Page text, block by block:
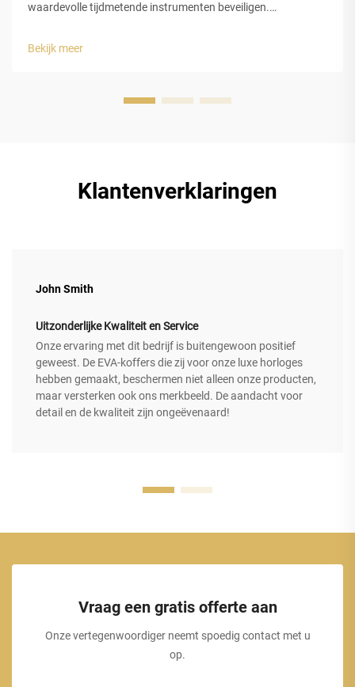
waardevolle tijdmetende instrumenten beveiligen.
ethyleenvinylacetaat (EVA)-schuim biedt luxe horlogedozen
Bekijk meer
Klantenverklaringen
John Smith
Uitzonderlijke Kwaliteit en Service
Onze ervaring met dit bedrijf is buitengewoon positief
geweest. De EVA-koffers die zij voor onze luxe horloges
hebben gemaakt, beschermen niet alleen onze producten,
maar versterken ook ons merkbeeld. De aandacht voor
detail en de kwaliteit zijn ongeëvenaard!
Vraag een gratis offerte aan
Onze vertegenwoordiger neemt spoedig contact met u
op.